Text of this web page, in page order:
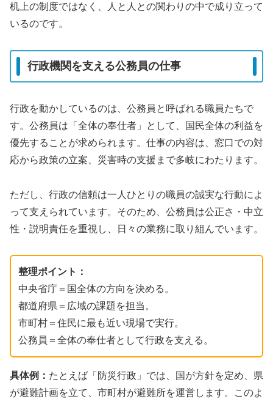
机上の制度ではなく、人と人との関わりの中で成り立って
いるのです。
行政機関を支える公務員の仕事
行政を動かしているのは、公務員と呼ばれる職員たちで
す。公務員は「全体の奉仕者」として、国民全体の利益を
優先することが求められます。仕事の内容は、窓口での対
応から政策の立案、災害時の支援まで多岐にわたります。
ただし、行政の信頼は一人ひとりの職員の誠実な行動によ
って支えられています。そのため、公務員は公正さ・中立
性・説明責任を重視し、日々の業務に取り組んでいます。
整理ポイント：
中央省庁＝国全体の方向を決める。
都道府県＝広域の課題を担当。
市町村＝住民に最も近い現場で実行。
公務員＝全体の奉仕者として行政を支える。
具体例： たとえば「防災行政」では、国が方針を定め、県
が避難計画を立て、市町村が避難所を運営します。このよ